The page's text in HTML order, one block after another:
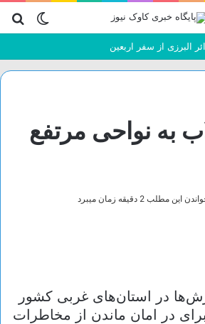
تغییر
به نواحی مرتفع
این مطلب 2 دقیقه زمان میبرد
در استان‌های غربی کشور
در امان ماندن از مخاطرات